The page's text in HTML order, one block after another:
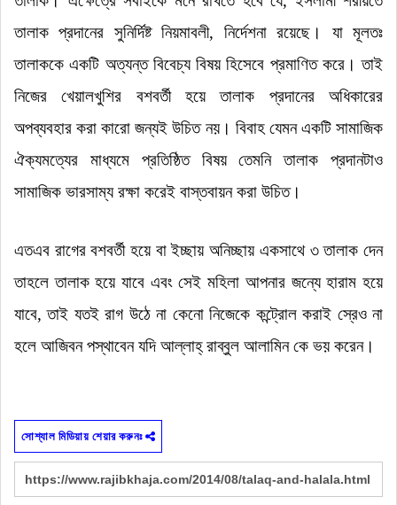
তালাক প্রদানের সুনির্দিষ্ট নিয়মাবলী, নির্দেশনা রয়েছে।
যা মূলতঃ
তালাককে একটি অত্যন্ত বিবেচ্য বিষয় হিসেবে প্রমাণিত করে। তাই
নিজের খেয়ালখুশির বশবর্তী হয়ে তালাক প্রদানের অধিকারের
অপব্যবহার করা কারো জন্যই উচিত নয়। বিবাহ যেমন একটি সামাজিক
ঐক্যমত্যের মাধ্যমে প্রতিষ্ঠিত বিষয় তেমনি তালাক প্রদানটাও
সামাজিক ভারসাম্য রক্ষা করেই বাস্তবায়ন করা উচিত।
এতএব রাগের বশবর্তী হয়ে বা ইচ্ছায় অনিচ্ছায় একসাথে ৩ তালাক দেন
তাহলে তালাক হয়ে যাবে এবং সেই মহিলা আপনার জন্যে হারাম হয়ে
যাবে, তাই যতই রাগ উঠে না কেনো নিজেকে কন্ট্রোল করাই স্রেও না
হলে আজিবন পস্থাবেন যদি আল্লাহ্‌ রাব্বুল আলামিন কে ভয় করেন।
সোশ্যাল মিডিয়ায় শেয়ার করুনঃ